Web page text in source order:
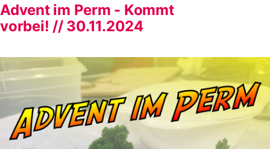
Advent im Perm - Kommt
vorbei! // 30.11.2024